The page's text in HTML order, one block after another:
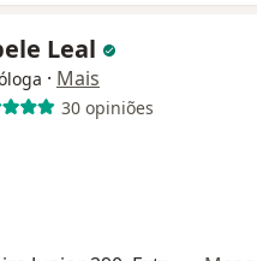
Leal
· Mais
30 opiniões